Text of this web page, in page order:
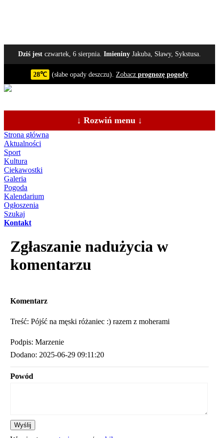
Dziś jestczwartek, 6 sierpnia. ImieninyJakuba, Sławy, Sykstusa.
28℃ (słabe opady deszczu). Zobacz prognozę pogody
↓ Rozwiń menu ↓
Strona główna
Aktualności
Sport
Kultura
Ciekawostki
Galeria
Pogoda
Kalendarium
Ogłoszenia
Szukaj
Kontakt
Zgłaszanie nadużycia w
komentarzu
Komentarz
Treść: Pójść na męski różaniec :) razem z moherami
Podpis: Marzenie
Dodano: 2025-06-29 09:11:20
Powód
Wyślij